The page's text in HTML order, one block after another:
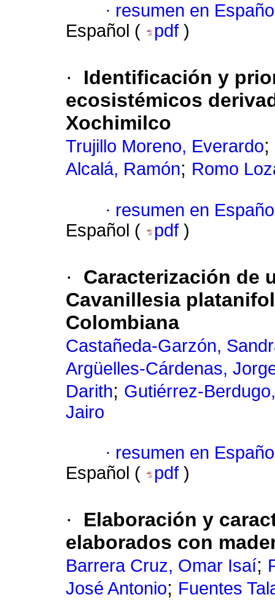
· resumen en
Español (
pdf )
·
Identificación y
ecosistémicos
Xochimilco
Trujillo Moreno, Everardo;
Alcalá, Ramón; Romo
· resumen en
Español (
pdf )
·
Caracterización de
Cavanillesia
Colombiana
Castañeda-Garzón,
Argüelles-Cárdenas,
Darith; Gutiérrez-
Jairo
· resumen en
Español (
pdf )
·
Elaboración y
elaborados con
Barrera Cruz, Omar Isaí;
José Antonio; Fuentes